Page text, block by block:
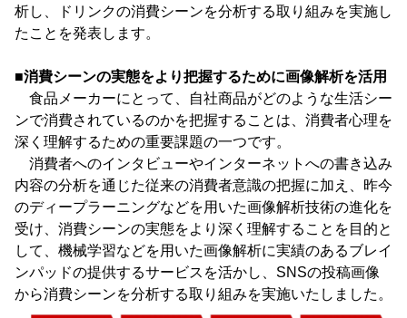
析し、ドリンクの消費シーンを分析する取り組みを実施し
たことを発表します。
■消費シーンの実態をより把握するために画像解析を活用
食品メーカーにとって、自社商品がどのような生活シー
ンで消費されているのかを把握することは、消費者心理を
深く理解するための重要課題の一つです。
消費者へのインタビューやインターネットへの書き込み
内容の分析を通じた従来の消費者意識の把握に加え、昨今
のディープラーニングなどを用いた画像解析技術の進化を
受け、消費シーンの実態をより深く理解することを目的と
して、機械学習などを用いた画像解析に実績のあるブレイ
ンパッドの提供するサービスを活かし、SNSの投稿画像
から消費シーンを分析する取り組みを実施いたしました。